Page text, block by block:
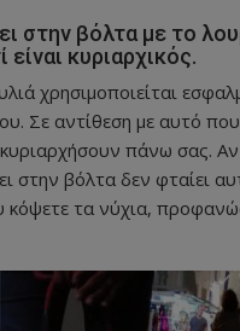
στην βόλτα με το
κυριαρχικός.
χρησιμοποιείται
Σε αντίθεση με αυτό
πάνω σας. Αν
στην βόλτα δεν φταίει
τα νύχια,